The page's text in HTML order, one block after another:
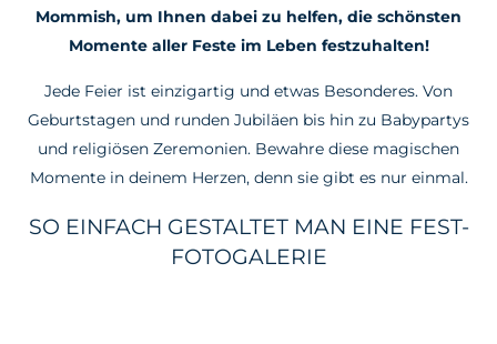
Mommish, um Ihnen dabei zu helfen, die schönsten
Momente aller Feste im Leben festzuhalten!
Jede Feier ist einzigartig und etwas Besonderes. Von
Geburtstagen und runden Jubiläen bis hin zu Babypartys
und religiösen Zeremonien. Bewahre diese magischen
Momente in deinem Herzen, denn sie gibt es nur einmal.
SO EINFACH GESTALTET MAN EINE FEST-
FOTOGALERIE